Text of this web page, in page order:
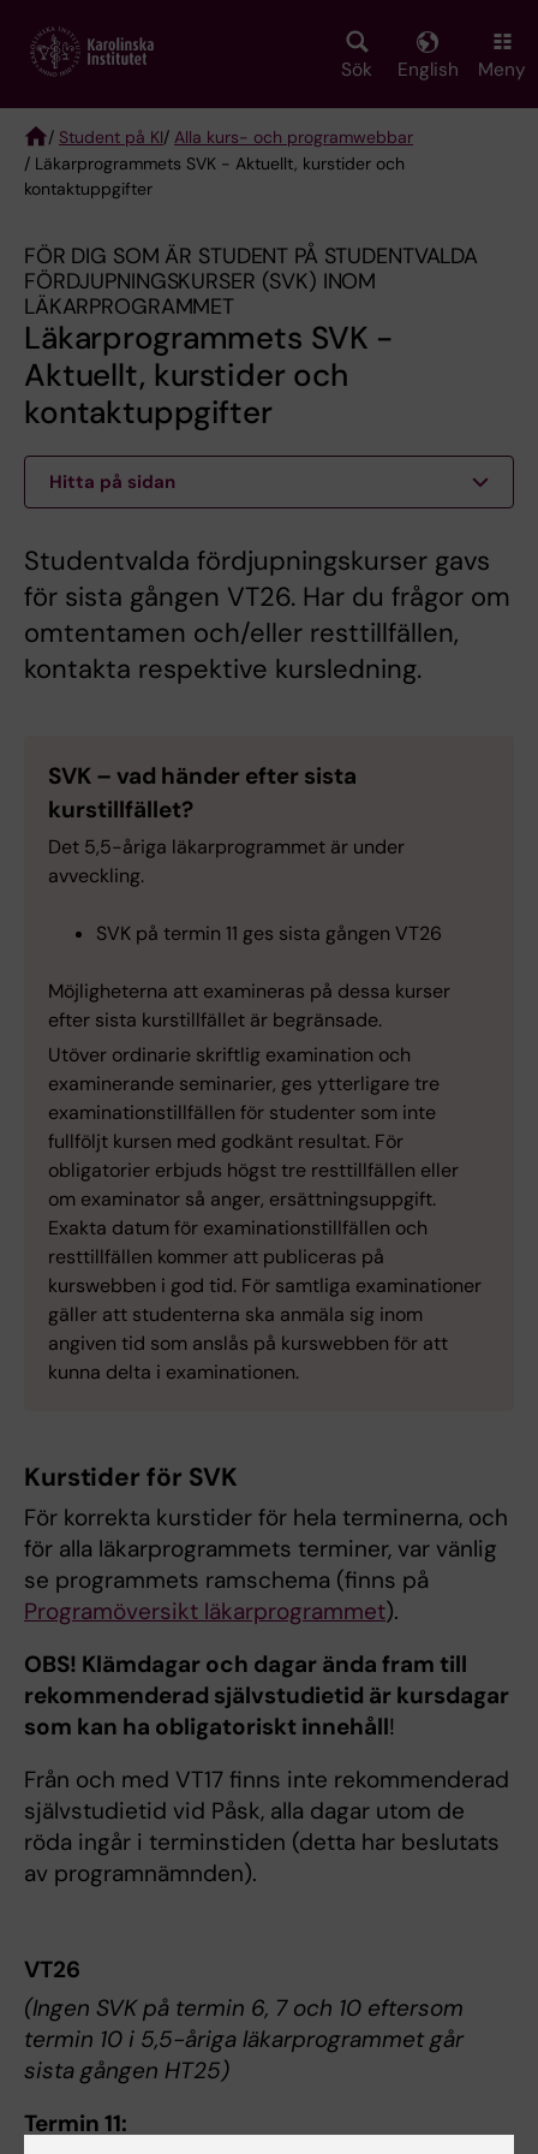
main
Sök English Meny
Breadcrumb
/ Student på KI/ Alla kurs- och programwebbar
/ Läkarprogrammets SVK - Aktuellt, kurstider och
kontaktuppgifter
FÖR DIG SOM ÄR STUDENT PÅ STUDENTVALDA
FÖRDJUPNINGSKURSER (SVK) INOM
LÄKARPROGRAMMET
Läkarprogrammets SVK -
Aktuellt, kurstider och
kontaktuppgifter
Hitta på sidan
Studentvalda fördjupningskurser gavs
för sista gången VT26. Har du frågor om
omtentamen och/eller resttillfällen,
kontakta respektive kursledning.
SVK – vad händer efter sista
kurstillfället?
Det 5,5-åriga läkarprogrammet är under
avveckling.
SVK på termin 11 ges sista gången VT26
Möjligheterna att examineras på dessa kurser
efter sista kurstillfället är begränsade.
Utöver ordinarie skriftlig examination och
examinerande seminarier, ges ytterligare tre
examinationstillfällen för studenter som inte
fullföljt kursen med godkänt resultat. För
obligatorier erbjuds högst tre resttillfällen eller
om examinator så anger, ersättningsuppgift.
Exakta datum för examinationstillfällen och
resttillfällen kommer att publiceras på
kurswebben i god tid. För samtliga examinationer
gäller att studenterna ska anmäla sig inom
angiven tid som anslås på kurswebben för att
kunna delta i examinationen.
Kurstider för SVK
För korrekta kurstider för hela terminerna, och
för alla läkarprogrammets terminer, var vänlig
se programmets ramschema (finns på
Programöversikt läkarprogrammet).
OBS! Klämdagar och dagar ända fram till
rekommenderad självstudietid är kursdagar
som kan ha obligatoriskt innehåll!
Från och med VT17 finns inte rekommenderad
självstudietid vid Påsk, alla dagar utom de
röda ingår i terminstiden (detta har beslutats
av programnämnden).
VT26
(Ingen SVK på termin 6, 7 och 10 eftersom
termin 10 i 5,5-åriga läkarprogrammet går
sista gången HT25)
Termin 11: